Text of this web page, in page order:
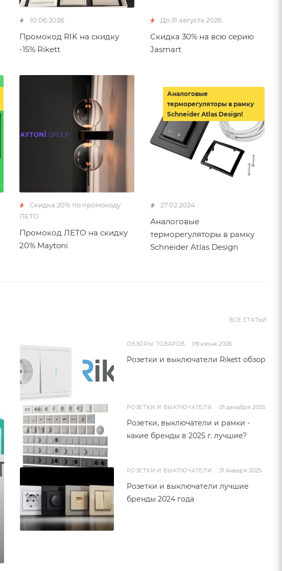
10.06.2026
Промокод RIK на скидку
-15% Rikett
До 31 августа 2026
Скидка 30% на всю серию
Jasmart
Скидка 20% по промокоду
ЛЕТО
Промокод ЛЕТО на скидку
20% Maytoni
27.02.2024
Аналоговые
терморегуляторы в рамку
Schneider Atlas Design
Аналоговые
терморегуляторы в рамку
Schneider Atlas Design!
ВСЕ СТАТЬИ
ОБЗОРЫ ТОВАРОВ 09 июня 2026
Розетки и выключатели Rikett обзор
РОЗЕТКИ И ВЫКЛЮЧАТЕЛИ 01 декабря 2025
Розетки, выключатели и рамки -
какие бренды в 2025 г. лучшие?
РОЗЕТКИ И ВЫКЛЮЧАТЕЛИ 31 января 2025
Розетки и выключатели лучшие
бренды 2024 года